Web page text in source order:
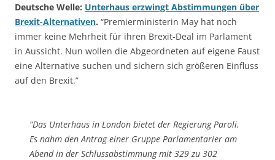
Deutsche Welle: Unterhaus erzwingt Abstimmungen über
Brexit-Alternativen. “Premierministerin May hat noch
immer keine Mehrheit für ihren Brexit-Deal im Parlament
in Aussicht. Nun wollen die Abgeordneten auf eigene Faust
eine Alternative suchen und sichern sich größeren Einfluss
auf den Brexit.”
“Das Unterhaus in London bietet der Regierung Paroli.
Es nahm den Antrag einer Gruppe Parlamentarier am
Abend in der Schlussabstimmung mit 329 zu 302